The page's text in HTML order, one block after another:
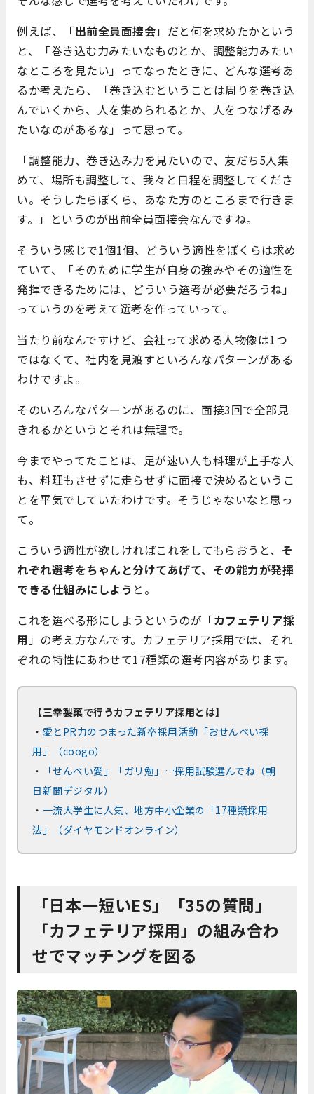
例えば、「出前全員面接会」だと何を求めたかという
と、「巻き込む力みたいなものとか、調整能力みたい
なところを見たい」ってなったときに、どんな選考あ
るか考えたら、「巻き込むということは周りを巻き込
んでいくから、人を集められるとか、人をつなげるみ
たいなのがあるな」って思って。
「調整能力、巻き込み力を見たいので、友だち5人集
めて、場所も調整して、我々と日程を調整してくださ
い。そうしたらぼくら、あなた方のところまで行きま
す。」というのが出前全員面接会なんですね。
そういう感じで1個1個、どういう適性をぼくらは求め
ていて、「そのために学生が自身の強みやその適性を
発揮できるためには、どういう選考が必要だろうね」
っていうのを考えて選考を作っていって。
当たり前なんですけど、会社って求める人物像は1つ
ではなくて、社内を見渡すといろんなパターンがある
わけですよ。
そのいろんなパターンがあるのに、面接3回で全部見
きれるかというとそれは無理で。
今までやってたことは、足が速い人も料理が上手な人
も、料理もさせずに走らせずに面接で決めるというこ
とを平気でしていたわけです。そうじゃないなと思っ
て。
こういう適性が欲しければこれをしてもらおうと、 そ
れぞれ選考をちゃんと分けてあげて、その能力が発揮
できる仕組みにしよう と。
これを選べる形にしようというのが「カフェテリア採
用」の考え方なんです。カフェテリア採用では、それ
ぞれの特性にあわせて17種類の選考内容があります。
【三幸製菓で行うカフェテリア採用とは】
・ 愛とPR力のつまった新卒採用活動「おせんべい採
用」（coogo）
・
「せんべい愛」「ガリ勉」…採用試験選んでね（朝
日新聞デジタル）
・ 一流大学生に人気、地方中小企業の「17種類採用
法」（ダイヤモンドオンライン）
「日本一短いES」「35の質問」
「カフェテリア採用」の組み合わ
せでマッチングを図る